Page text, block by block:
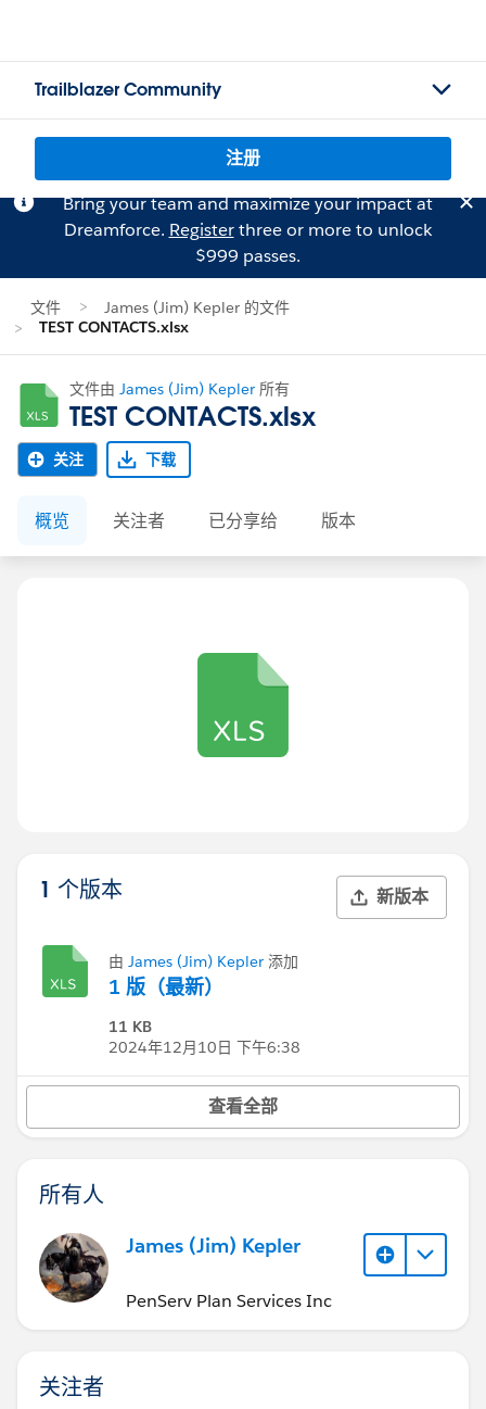
Trailblazer Community
注册
Bring your team and maximize your impact at
Dreamforce. Registerthree or more to unlock
$999 passes.
文件
James (Jim) Kepler 的文件
TEST CONTACTS.xlsx
文件由 James (Jim) Kepler 所有
TEST CONTACTS.xlsx
关注 下载
概览 关注者 已分享给 版本
1 个版本 新版本
由 James (Jim) Kepler 添加
1 版（最新）
11 KB
2024年12月10日 下午6:38
查看全部
所有人
James (Jim) Kepler
PenServ Plan Services Inc
关注者